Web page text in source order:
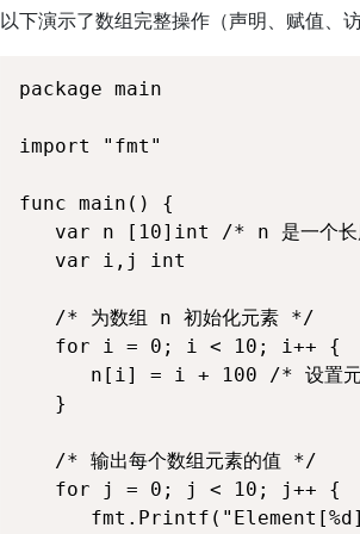
以下演示了数组完整操作（声明、赋值、
package main
import "fmt"
func main() {
var n [10]int /* n 是一个长
   var i,j int
/* 为数组 n 初始化元
   for i = 0; i < 10; i++ {
n[i] = i + 100 /* 设置
   }
   /* 输出每个数组元素的值 */
   for j = 0; j < 10; j++ {